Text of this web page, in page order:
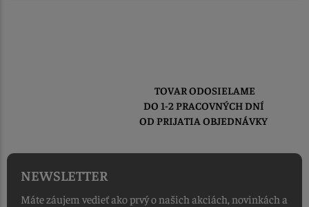
TOVAR ODOSIELAME
DO 1-2 PRACOVNÝCH DNÍ
OD PRIJATIA OBJEDNÁVKY
NEWSLETTER
Máte záujem vedieť ako prvý o našich akciách, novinkách a